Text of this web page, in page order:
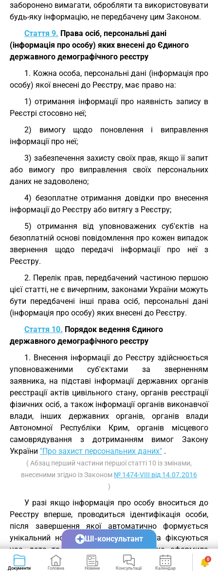
заборонено вимагати, обробляти та використовувати
будь-яку інформацію, не передбачену цим Законом.
Стаття 9. Права осіб, персональні дані
(інформація про особу) яких внесені до Єдиного
державного демографічного реєстру
1. Кожна особа, персональні дані (інформація про
особу) якої внесені до Реєстру, має право на:
1) отримання інформації про наявність запису в
Реєстрі стосовно неї;
2) вимогу щодо поновлення і виправлення
інформації про неї;
3) забезпечення захисту своїх прав, якщо її запит
або вимогу про виправлення своїх персональних
даних не задоволено;
4) безоплатне отримання довідки про внесення
інформації до Реєстру або витягу з Реєстру;
5) отримання від уповноважених суб'єктів на
безоплатній основі повідомлення про кожен випадок
звернення щодо передачі інформації про неї з
Реєстру.
2. Перелік прав, передбачений частиною першою
цієї статті, не є вичерпним, законами України можуть
бути передбачені інші права осіб, персональні дані
(інформація про особу) яких внесені до Реєстру.
Стаття 10. Порядок ведення Єдиного
державного демографічного реєстру
1. Внесення інформації до Реєстру здійснюється
уповноваженими суб'єктами за зверненням
заявника, на підставі інформації державних органів
реєстрації актів цивільного стану, органів реєстрації
фізичних осіб, а також інформації органів виконавчої
влади, інших державних органів, органів влади
Автономної Республіки Крим, органів місцевого
самоврядування з дотриманням вимог Закону
України "Про захист персональних даних" .
( Абзац перший частини першої статті 10 із змінами,
внесеними згідно із Законом № 1474-VIII від 14.07.2016
)
У разі якщо інформація про особу вноситься до
Реєстру вперше, проводиться ідентифікація особи,
після завершення якої автоматично формується
унікальний номер запису в Реєстрі та фіксуються
час, дата та відомості про особу, яка оформила
заяву-анкету (в електронній формі). Унікальний
номер запису в Реєстрі є незмінним. Якщо особу не
Документи Головна Новини Консультації Календар Сервіси
0
ШІ-консультант